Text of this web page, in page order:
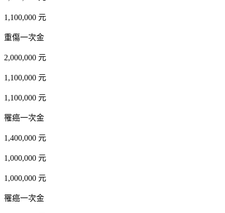
1,100,000 元
重傷一次金
2,000,000 元
1,100,000 元
1,100,000 元
罹癌一次金
1,400,000 元
1,000,000 元
1,000,000 元
罹癌一次金